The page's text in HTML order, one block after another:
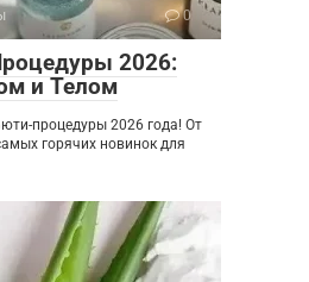
0
2026:
и Телом
процедуры 2026 года! От
горячих новинок для